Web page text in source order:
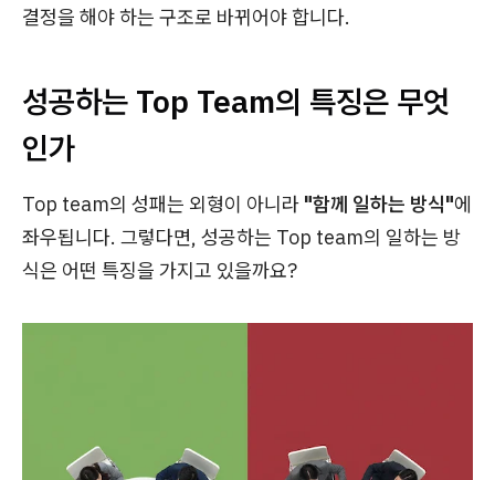
결정을 해야 하는 구조로 바뀌어야 합니다.
성공하는 Top Team의 특징은 무엇
인가
Top team의 성패는 외형이 아니라 "함께 일하는 방식"에
좌우됩니다. 그렇다면, 성공하는 Top team의 일하는 방
식은 어떤 특징을 가지고 있을까요?